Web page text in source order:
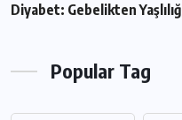
Diyabet: Gebelikten
Popular Tag